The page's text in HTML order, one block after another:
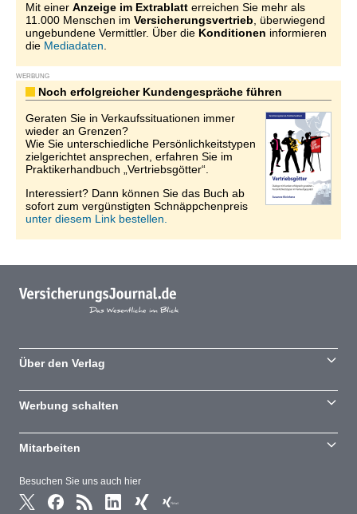
Mit einer Anzeige im Extrablatt erreichen Sie mehr als
11.000 Menschen im Versicherungsvertrieb , überwiegend
ungebundene Vermittler. Über die Konditionen informieren
die Mediadaten
WERBUNG
Noch erfolgreicher Kundengespräche führen
Geraten Sie in Verkaufssituationen immer
wieder an Grenzen?
Wie Sie unterschiedliche Persönlichkeitstypen
zielgerichtet ansprechen, erfahren Sie im
Praktikerhandbuch „Vertriebsgötter“.
Interessiert? Dann können Sie das Buch ab
sofort zum vergünstigten Schnäppchenpreis
unter diesem Link bestellen.
Besuchen Sie uns auch hier
Über den Verlag
Werbung schalten
Mitarbeiten